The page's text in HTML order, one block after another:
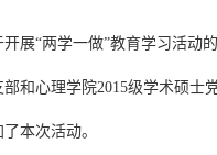
“两学一做”教育学习活动
和心理学院2015级学术硕士
本次活动。